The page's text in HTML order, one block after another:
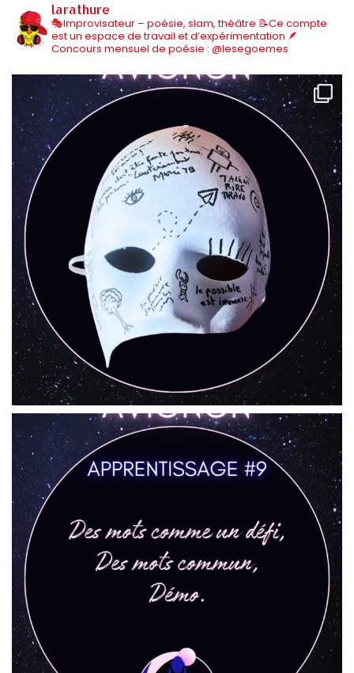
larathure
🎭Improvisateur – poésie, slam, théâtre 📝Ce compte
est un espace de travail et d’expérimentation 🪶
Concours mensuel de poésie : @lesegoemes